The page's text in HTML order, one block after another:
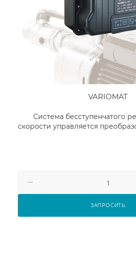
VARIOMAT
Система бесступенчатого
скорости управляется
ЗАПРОСИТЬ